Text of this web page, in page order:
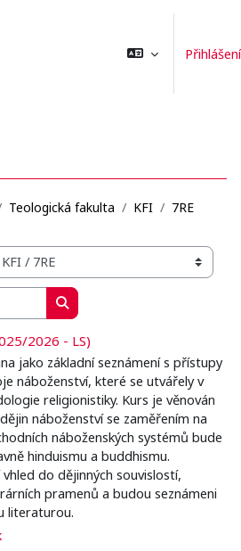
Přihlášení
Teologická fakulta KFI 7RE
Vyhledat kurzy
2026 - LS)
jako základní seznámení s přístupy
náboženství, které se utvářely v
religionistiky. Kurs je věnován
náboženství se zaměřením na
náboženských systémů bude
hinduismu a buddhismu.
do dějinných souvislostí,
pramenů a budou seznámeni
literaturou.